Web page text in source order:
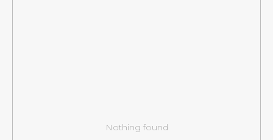
Nothing found